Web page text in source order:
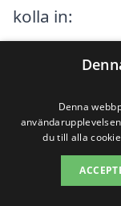
kolla in:
Ekerö
Bromma
Sigtuna
Denna
du till alla